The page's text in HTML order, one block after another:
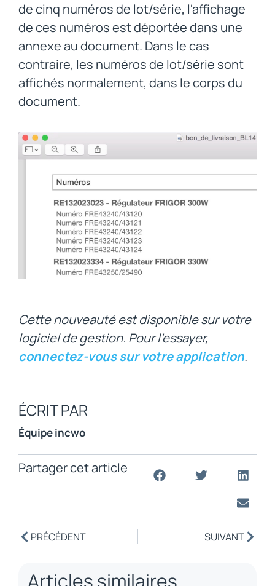
Articles similaires
de cinq numéros de lot/série, l'affichage
de ces numéros est déportée dans une
annexe au document. Dans le cas
contraire, les numéros de lot/série sont
affichés normalement, dans le corps du
document.
Cette nouveauté est disponible sur votre
logiciel de gestion. Pour l'essayer,
connectez-vous sur votre application.
ÉCRIT PAR
Équipe incwo
Partager cet article
PRÉCÉDENT SUIVANT